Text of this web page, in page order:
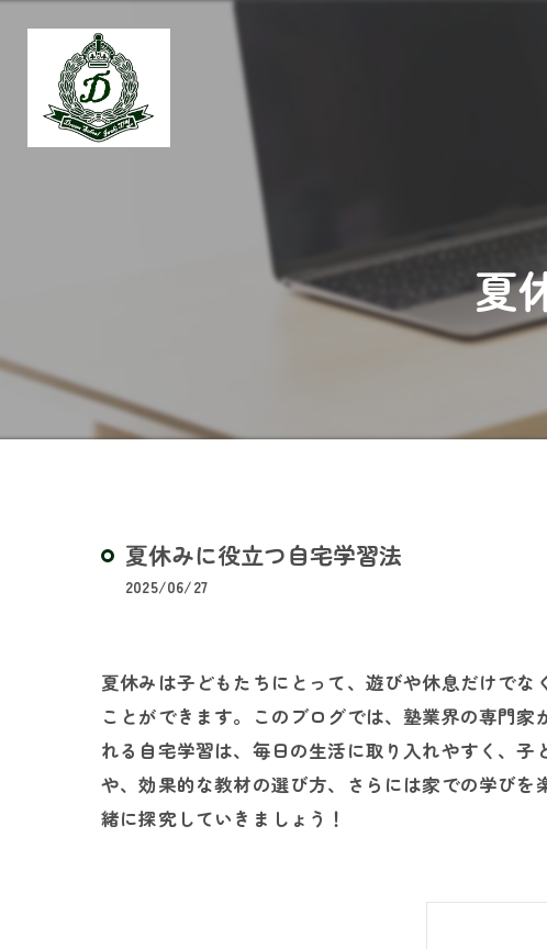
夏
夏休みに役立つ自宅学習法
2025/06/27
夏休みは子どもたちにとって、遊びや休息だけで
ことができます。このブログでは、塾業界の専門
れる自宅学習は、毎日の生活に取り入れやすく、
や、効果的な教材の選び方、さらには家での学び
緒に探究していきましょう！